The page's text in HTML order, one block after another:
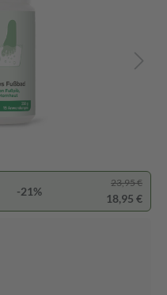
-21%
23,95 €
18,95 €